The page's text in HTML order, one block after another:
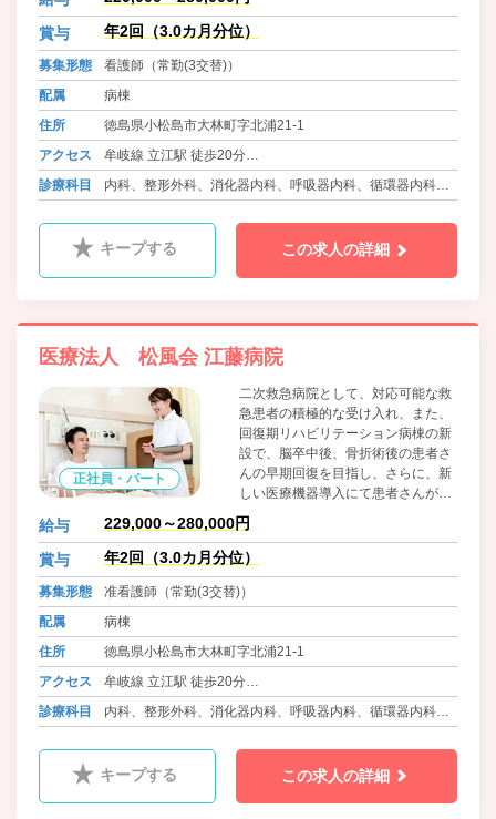
す。地域においては、中核病院であ
る徳島赤十字病院、地域の中小病
院、診療所との連携に努めてまいり
るよう、地域の皆さんの期待に応え
てまいります。
賞与 年2回（3.0カ月分位）
募集形態
看護師（常勤(3交替)）
配属
病棟
住所
徳島県小松島市大林町字北浦21-1
アクセス
牟岐線 立江駅 徒歩20分
バス 徳島バス 和田島線 和田津 徒歩8分
診療科目
内科、整形外科、消化器内科、呼吸器内科、循環器内科、
キープする この求人の詳細
医療法人 松風会 江藤病院
正社員・パート
二次救急病院として、対応可能な救
急患者の積極的な受け入れ、また、
回復期リハビリテーション病棟の新
設で、脳卒中後、骨折術後の患者さ
んの早期回復を目指し、さらに、新
しい医療機器導入にて患者さんが納
得いただける検査、治療を提供しま
す。地域においては、中核病院であ
る徳島赤十字病院、地域の中小病
ます。「優しい病院」という理念の
もと、患者さんが安心して利用でき
てまいります。
給与 229,000～280,000円
賞与 年2回（3.0カ月分位）
募集形態
准看護師（常勤(3交替)）
配属
病棟
住所
徳島県小松島市大林町字北浦21-1
アクセス
牟岐線 立江駅 徒歩20分
バス 徳島バス 和田島線 和田津 徒歩8分
診療科目
内科、整形外科、消化器内科、呼吸器内科、循環器内科、
キープする この求人の詳細